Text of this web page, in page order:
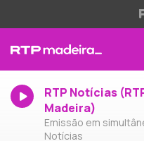
RTP Notícias
Madeira)
Emissão em
Notícias